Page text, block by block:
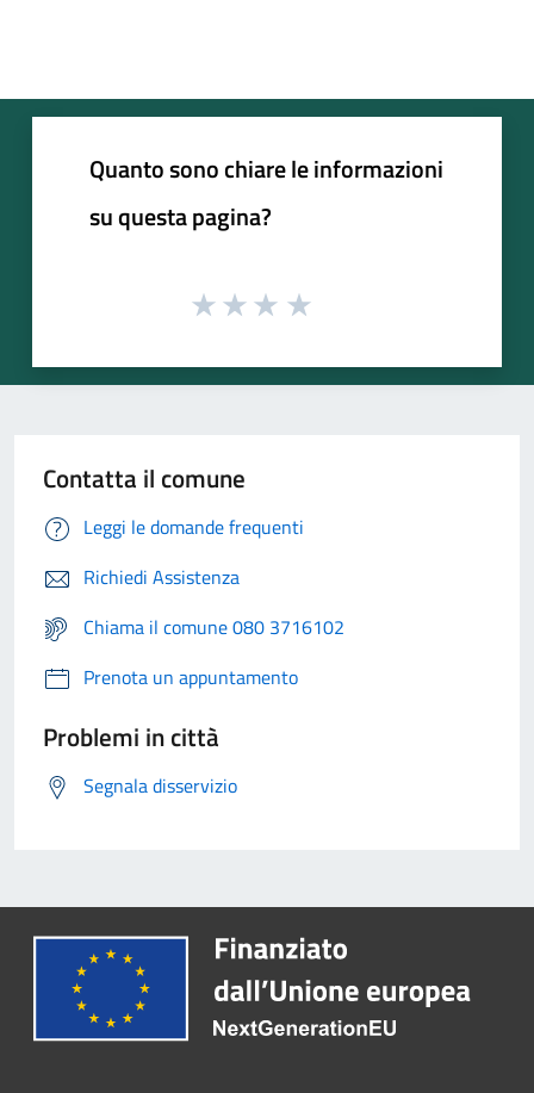
Quanto sono chiare le informazioni
su questa pagina?
Contatta il comune
Leggi le domande frequenti
Richiedi Assistenza
Chiama il comune 080 3716102
Prenota un appuntamento
Problemi in città
Segnala disservizio